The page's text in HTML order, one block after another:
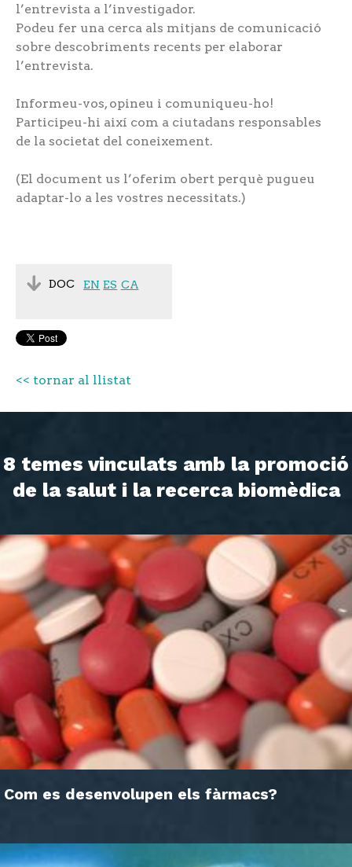
l’entrevista a l’investigador.
Podeu fer una cerca als mitjans de comunicació
sobre descobriments recents per elaborar
l’entrevista.
Informeu-vos, opineu i comuniqueu-ho!
Participeu-hi així com a ciutadans responsables
de la societat del coneixement.
(El document us l’oferim obert perquè pugueu
adaptar-lo a les vostres necessitats.)
DOC EN ES CA
<< tornar al llistat
8 temes vinculats amb la promoció
de la salut i la recerca biomèdica
Com es desenvolupen els fàrmacs?